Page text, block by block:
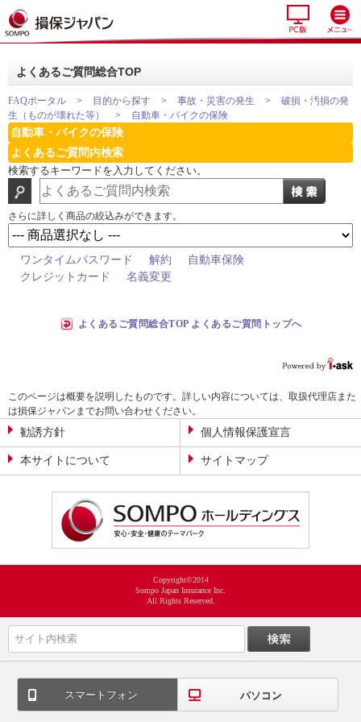
よくあるご質問総合TOP
FAQポータル > 目的から探す > 事故・災害の発生 >
破損・汚損の発
生（ものが壊れた等）
> 自動車・バイクの保険
自動車・バイクの保険
よくあるご質問内検索
検索するキーワードを入力してください。
さらに詳しく商品の絞込みができます。
ワンタイムパスワード 解約
自動車保険
クレジットカード
名義変更
よくあるご質問総合TOP よくあるご質問トップへ
このページは概要を説明したものです。詳しい内容については、取扱代理店また
は損保ジャパンまでお問い合わせください。
勧誘方針 個人情報保護宣言
本サイトについて サイトマップ
Copyright©2014
Sompo Japan Insurance Inc.
All Rights Reserved.
スマートフォン パソコン